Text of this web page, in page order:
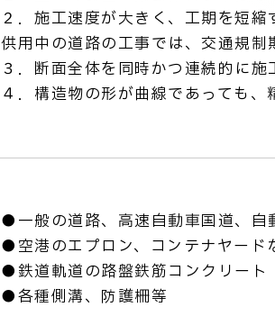
２．施工速度が大きく、工期を短縮
供用中の道路の工事では、交通規制
３．断面全体を同時かつ連続的に施
４．構造物の形が曲線であっても、
●一般の道路、高速自動車国道、自
●空港のエプロン、コンテナヤード
●鉄道軌道の路盤鉄筋コンクリート
●各種側溝、防護柵等